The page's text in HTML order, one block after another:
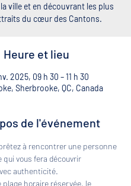
ville et en découvrant les plus
du cœur des Cantons.
Heure et lieu
2025, 09 h 30 – 11 h 30
Sherbrooke, QC, Canada
de l'événement
à rencontrer une personne
qui vous fera découvrir
authenticité.
plage horaire réservée, le